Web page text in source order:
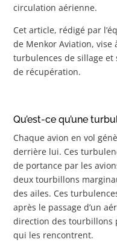
circulation aérienne.
Cet article, rédigé par
de Menkor Aviation,
turbulences de sillage et
de récupération.
Qu’est-ce qu’une
Chaque avion en vol
derrière lui. Ces
de portance par les
deux tourbillons
des ailes. Ces
après le passage d’un
direction des tourbillons
qui les rencontrent.